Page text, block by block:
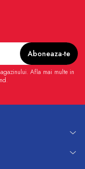
Afla mai multe in